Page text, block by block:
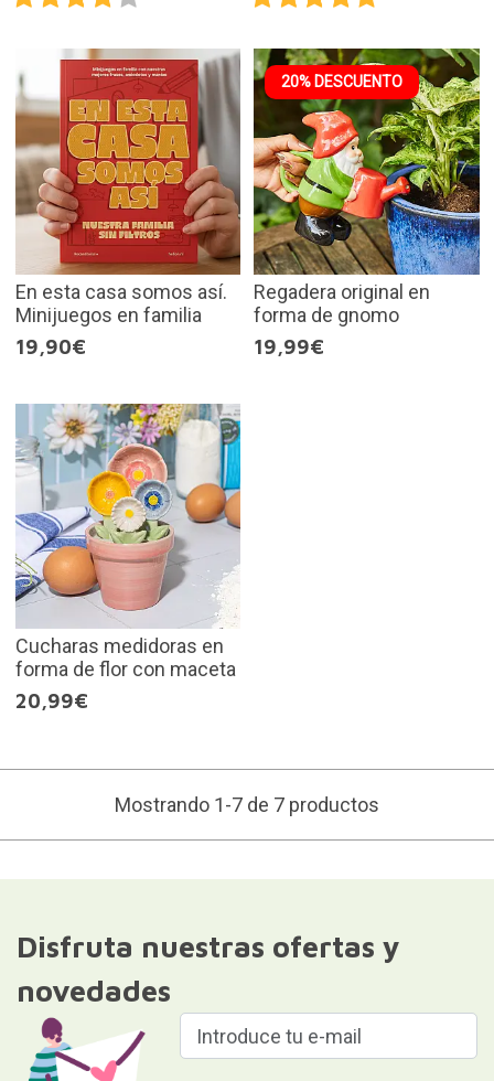
En esta casa somos así.
Minijuegos en familia
19,90€
20% DESCUENTO
Regadera original en
forma de gnomo
19,99€
Cucharas medidoras en
forma de flor con maceta
20,99€
Mostrando 1-7 de 7 productos
Disfruta nuestras ofertas y
novedades